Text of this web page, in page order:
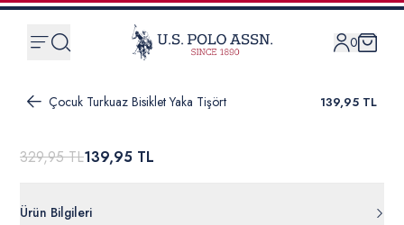
0
Çocuk Turkuaz Bisiklet Yaka Tişört 139,95 TL
329,95 TL139,95 TL
Ürün Bilgileri